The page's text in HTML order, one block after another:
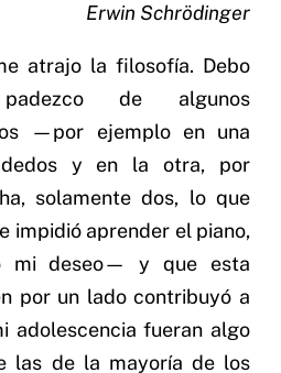
Erwin Schrödinger
atrajo la filosofía. Debo
de algunos
—por ejemplo en una
y en la otra, por
solamente dos, lo que
impidió aprender el piano,
mi deseo— y que esta
por un lado contribuyó a
adolescencia fueran algo
las de la mayoría de los